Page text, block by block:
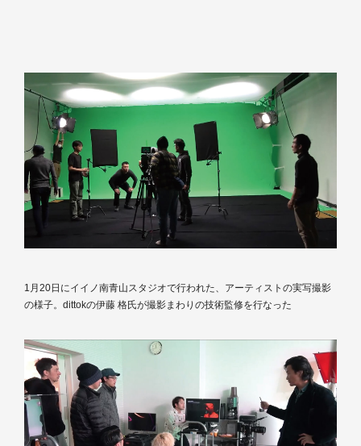
1月20日にイイノ南青山スタジオで行われた、アーティストの実写撮影
の様子。dittokの伊藤 格氏が撮影まわりの技術監修を行なった